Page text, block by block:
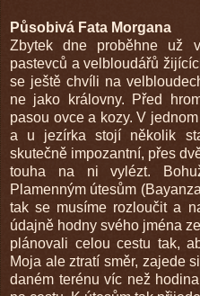
Působivá Fata Morgana
Zbytek dne proběhne už
pastevců a velbloudářů
se ještě chvíli na
ne jako královny. Před
pasou ovce a kozy. V
a u jezírka stojí několik
skutečně impozantní, přes
touha na ni vylézt.
Plamenným útesům
tak se musíme rozloučit a
údajně hodny svého jména
plánovali celou cestu tak,
Moja ale ztratí směr, zajede
daném terénu víc než